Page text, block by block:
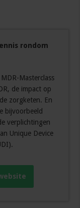
rondom
Masterclass
de impact op
zorgketen. En
bijvoorbeeld
verplichtingen
Unique Device